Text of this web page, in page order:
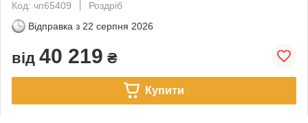
Код: чп65409
Роздріб
Відправка з 22 серпня 2026
від 40 219 ₴
Купити